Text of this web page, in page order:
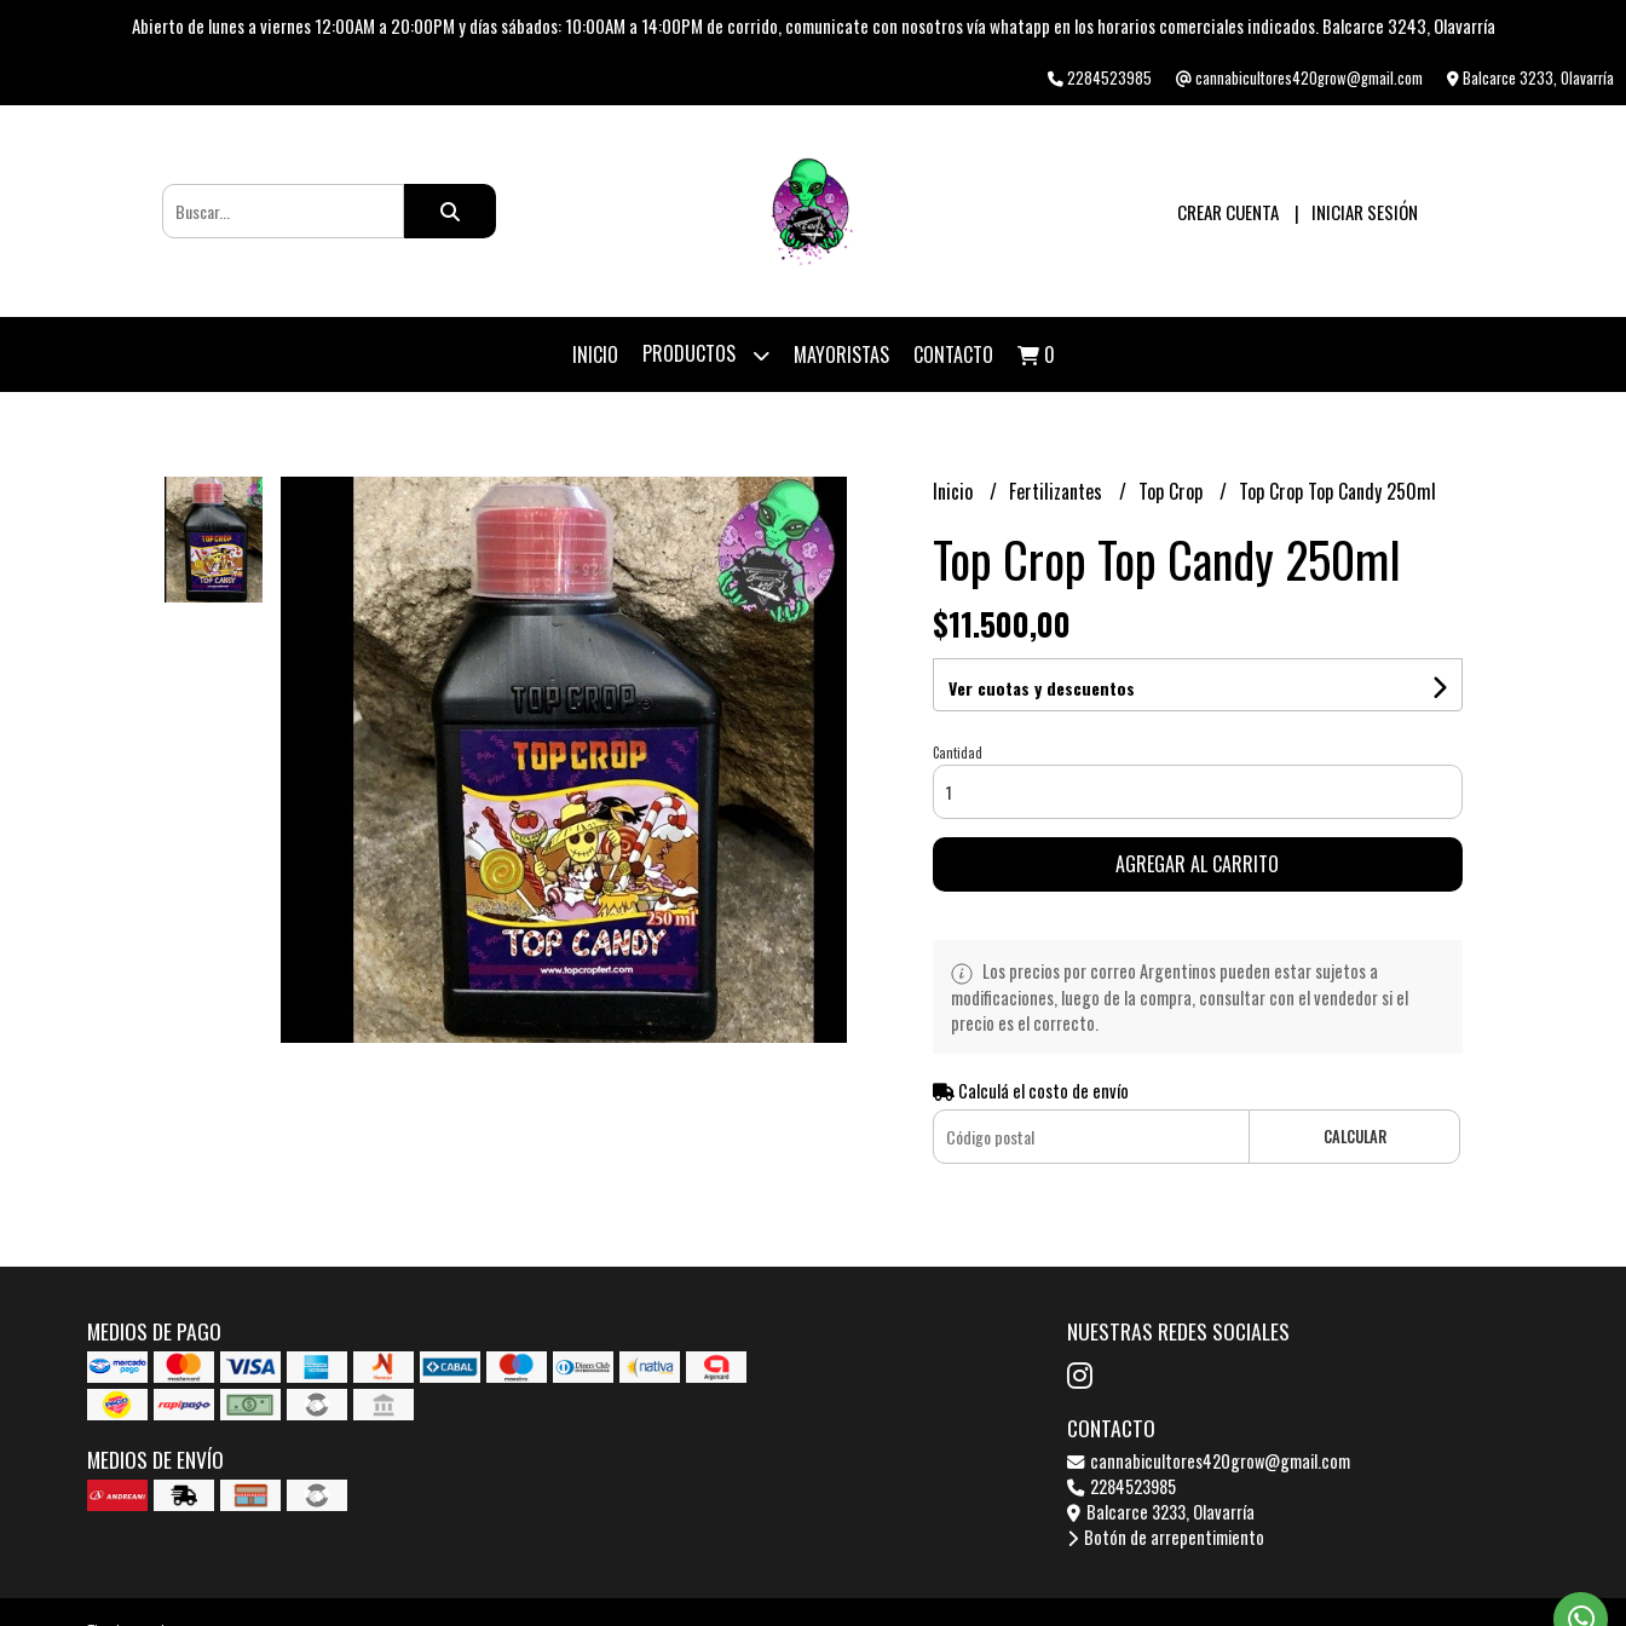
Abierto de lunes a viernes 12:00AM a 20:00PM y días sábados: 10:00AM a 14:00PM de corrido, comunicate con nosotros vía whatapp en los horarios comerciales indicados. Balcarce 3243, Olavarría
2284523985 cannabicultores420grow@gmail.com Balcarce 3233, Olavarría
CREAR CUENTA INICIAR SESIÓN
INICIO PRODUCTOS MAYORISTAS CONTACTO 0
Inicio Fertilizantes Top Crop Top Crop Top Candy 250ml
Top Crop Top Candy 250ml
$11.500,00
Ver cuotas y descuentos
Cantidad
AGREGAR AL CARRITO
Los precios por correo Argentinos pueden estar sujetos a
modificaciones, luego de la compra, consultar con el vendedor si el
precio es el correcto.
Calculá el costo de envío
CALCULAR
MEDIOS DE PAGO
MEDIOS DE ENVÍO
NUESTRAS REDES SOCIALES
CONTACTO
cannabicultores420grow@gmail.com
2284523985
Balcarce 3233, Olavarría
Botón de arrepentimiento